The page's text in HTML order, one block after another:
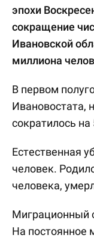
эпохи
сокращение
Ивановской
миллиона
В первом
Ивановостата,
сократилось
Естественная
человек.
человека,
Миграционный
На постоянное